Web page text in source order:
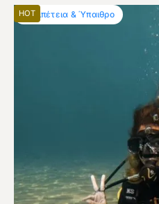
Περιπέτεια & Ύπαιθρο
HOT